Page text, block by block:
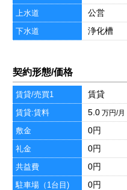
上水道 公営
下水道 浄化槽
契約形態/価格
賃貸/売買1 賃貸
賃貸:賃料 5.0 万円/月
敷金 0円
礼金 0円
共益費 0円
駐車場（1台目) 0円